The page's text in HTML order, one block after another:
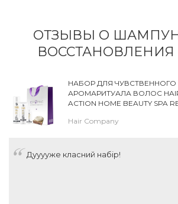
ОТЗЫВЫ О
НАБОР ДЛЯ ЧУВСТВЕННОГО
АРОМАРИТУАЛА ВОЛОС HAIR
ACTION HOME BEAUTY SPA
Hair Company
Дууууже класний набір!